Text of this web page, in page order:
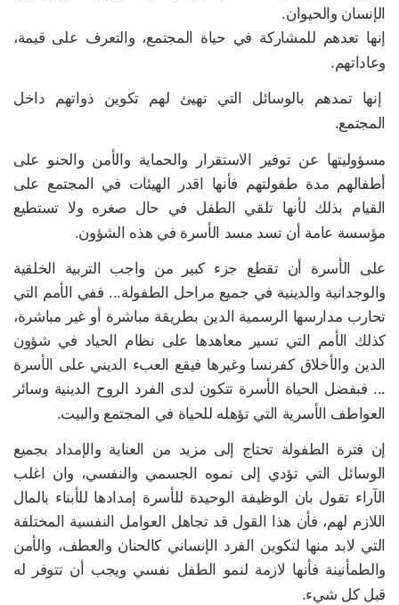
الإنسان والحيوان.
إنها تعدهم للمشاركة في حياة المجتمع، والتعرف على قيمة،
وعاداتهم.
إنها تمدهم بالوسائل التي تهيئ لهم تكوين ذواتهم داخل
المجتمع.
مسؤوليتها عن توفير الاستقرار والحماية والأمن والحنو على
أطفالهم مدة طفولتهم فأنها اقدر الهيئات في المجتمع على
القيام بذلك لأنها تلقي الطفل في حال صغره ولا تستطيع
مؤسسة عامة أن تسد مسد الأسرة في هذه الشؤون.
على الأسرة أن تقطع جزء كبير من واجب التربية الخلقية
والوجدانية والدينية في جميع مراحل الطفولة... ففي الأمم التي
تحارب مدارسها الرسمية الدين بطريقة مباشرة أو غير مباشرة،
كذلك الأمم التي تسير معاهدها على نظام الحياد في شؤون
الدين والأخلاق كفرنسا وغيرها فيقع العبء الديني على الأسرة
... فبفضل الحياة الأسرة تتكون لدى الفرد الروح الدينية وسائر
العواطف الأسرية التي تؤهله للحياة في المجتمع والبيت.
إن فترة الطفولة تحتاج إلى مزيد من العناية والإمداد بجميع
الوسائل التي تؤدي إلى نموه الجسمي والنفسي، وان اغلب
الآراء تقول بان الوظيفة الوحيدة للأسرة إمدادها للأبناء بالمال
اللازم لهم، فأن هذا القول قد تجاهل العوامل النفسية المختلفة
التي لابد منها لتكوين الفرد الإنساني كالحنان والعطف، والأمن
والطمأنينة فأنها لازمة لنمو الطفل نفسي ويجب أن تتوفر له
قبل كل شيء.